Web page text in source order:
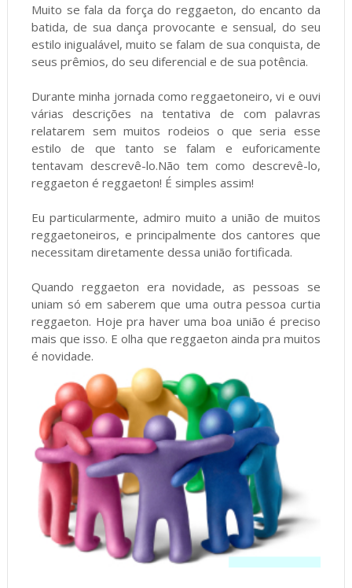
Muito se fala da força do reggaeton, do encanto da
batida, de sua dança provocante e sensual, do seu
estilo inigualável, muito se falam de sua conquista, de
seus prêmios, do seu diferencial e de sua potência.
Durante minha jornada como reggaetoneiro, vi e ouvi
várias descrições na tentativa de com palavras
relatarem sem muitos rodeios o que seria esse
estilo de que tanto se falam e euforicamente
tentavam descrevê-lo.Não tem como descrevê-lo,
reggaeton é reggaeton! É simples assim!
Eu particularmente, admiro muito a união de muitos
reggaetoneiros, e principalmente dos cantores que
necessitam diretamente dessa união fortificada.
Quando reggaeton era novidade, as pessoas se
uniam só em saberem que uma outra pessoa curtia
reggaeton. Hoje pra haver uma boa união é preciso
mais que isso. E olha que reggaeton ainda pra muitos
é novidade.